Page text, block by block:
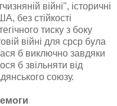
війні", історичні
без стійкості
тиску з боку
війні для срср була
б виключно завдяки
б звільняти від
союзу.